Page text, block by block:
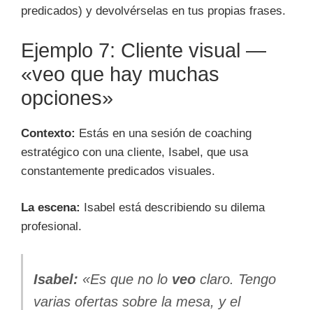
predicados) y devolvérselas en tus propias frases.
Ejemplo 7: Cliente visual —
«veo que hay muchas
opciones»
Contexto: Estás en una sesión de coaching
estratégico con una cliente, Isabel, que usa
constantemente predicados visuales.
La escena:
Isabel está describiendo su dilema
profesional.
Isabel: «Es que no lo veo claro. Tengo
varias ofertas sobre la mesa, y el